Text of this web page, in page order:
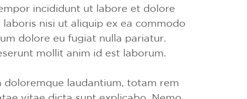
incididunt ut labore et dolore
nisi ut aliquip ex ea commodo
dolore eu fugiat nulla pariatur.
mollit anim id est laborum.
laudantium, totam rem